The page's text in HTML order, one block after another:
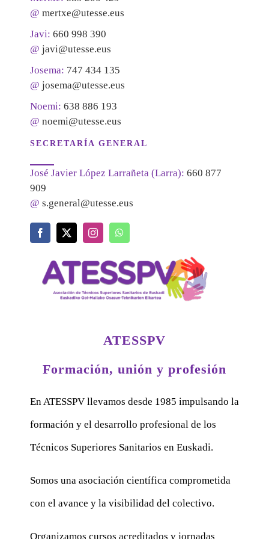
@ mertxe@utesse.eus
Javi: 660 998 390
@ javi@utesse.eus
Josema: 747 434 135
@ josema@utesse.eus
Noemi: 638 886 193
@ noemi@utesse.eus
SECRETARÍA GENERAL
José Javier López Larrañeta (Larra): 660 877
909
@ s.general@utesse.eus
ATESSPV
Formación, unión y profesión
En ATESSPV llevamos desde 1985 impulsando la
formación y el desarrollo profesional de los
Técnicos Superiores Sanitarios en Euskadi.
Somos una asociación científica comprometida
con el avance y la visibilidad del colectivo.
Organizamos cursos acreditados y jornadas